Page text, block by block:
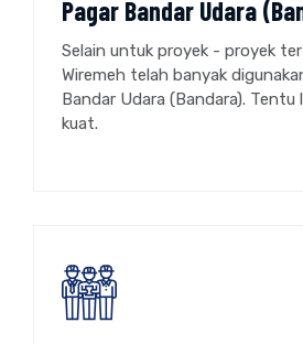
Pagar Bandar Udara
Selain untuk proyek - proyek
Wiremeh telah banyak
Bandar Udara (Bandara). Tentu
kuat.